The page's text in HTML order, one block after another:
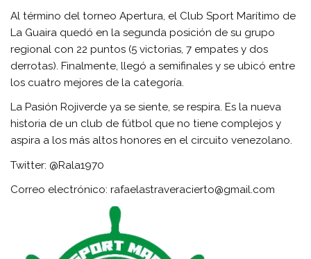
Al término del torneo Apertura, el Club Sport Marítimo de
La Guaira quedó en la segunda posición de su grupo
regional con 22 puntos (5 victorias, 7 empates y dos
derrotas). Finalmente, llegó a semifinales y se ubicó entre
los cuatro mejores de la categoría.
La Pasión Rojiverde ya se siente, se respira. Es la nueva
historia de un club de fútbol que no tiene complejos y
aspira a los más altos honores en el circuito venezolano.
Twitter: @Rala1970
Correo electrónico: rafaelastraveracierto@gmail.com